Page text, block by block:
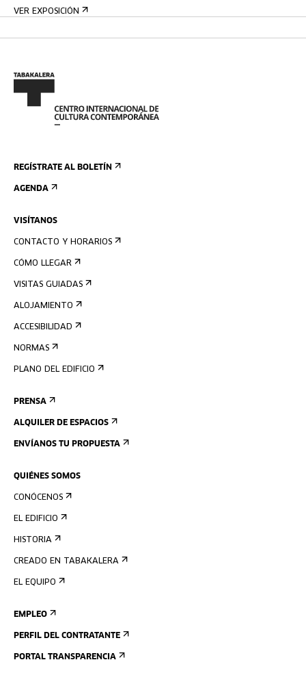
VER EXPOSICIÓN
REGÍSTRATE AL BOLETÍN
AGENDA
VISÍTANOS
CONTACTO Y HORARIOS
CÓMO LLEGAR
VISITAS GUIADAS
ALOJAMIENTO
ACCESIBILIDAD
NORMAS
PLANO DEL EDIFICIO
PRENSA
ALQUILER DE ESPACIOS
ENVÍANOS TU PROPUESTA
QUIÉNES SOMOS
CONÓCENOS
EL EDIFICIO
HISTORIA
CREADO EN TABAKALERA
EL EQUIPO
EMPLEO
PERFIL DEL CONTRATANTE
PORTAL TRANSPARENCIA